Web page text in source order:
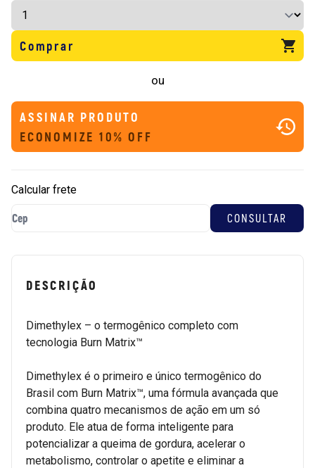
Comprar
ou
ASSINAR PRODUTO
ECONOMIZE 10% OFF
Calcular frete
DESCRIÇÃO
Dimethylex – o termogênico completo com
tecnologia Burn Matrix™
Dimethylex é o primeiro e único termogênico do
Brasil com Burn Matrix™, uma fórmula avançada que
combina quatro mecanismos de ação em um só
produto. Ele atua de forma inteligente para
potencializar a queima de gordura, acelerar o
metabolismo, controlar o apetite e eliminar a